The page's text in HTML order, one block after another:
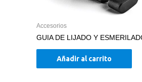
Accesorios
GUIA DE LIJADO Y
Añadir al carrito